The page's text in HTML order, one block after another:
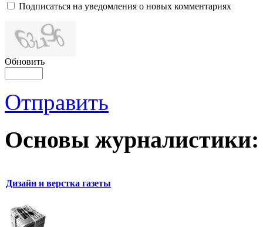
Подписаться на уведомления о новых комментариях
Обновить
Отправить
Основы журналистики:
Дизайн и верстка газеты